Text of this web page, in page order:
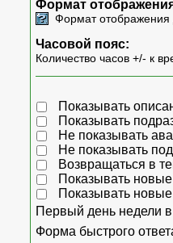
Формат
Формат отображения
Часовой пояс:
Количество часов +/- к
Показывать
Показывать
Не показывать
Не показывать
Возвращаться в
Показывать
Показывать
Первый день недели
Форма быстрого